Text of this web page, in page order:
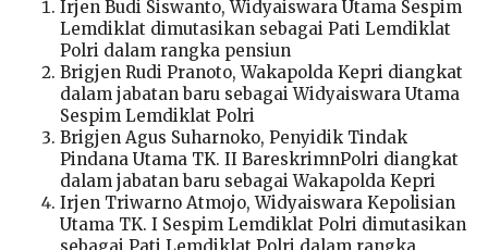
Irjen Budi Siswanto, Widyaiswara Utama Sespim
Lemdiklat dimutasikan sebagai Pati Lemdiklat
Polri dalam rangka pensiun
Brigjen Rudi Pranoto, Wakapolda Kepri diangkat
dalam jabatan baru sebagai Widyaiswara Utama
Sespim Lemdiklat Polri
Brigjen Agus Suharnoko, Penyidik Tindak
Pindana Utama TK. II BareskrimnPolri diangkat
dalam jabatan baru sebagai Wakapolda Kepri
Irjen Triwarno Atmojo, Widyaiswara Kepolisian
Utama TK. I Sespim Lemdiklat Polri dimutasikan